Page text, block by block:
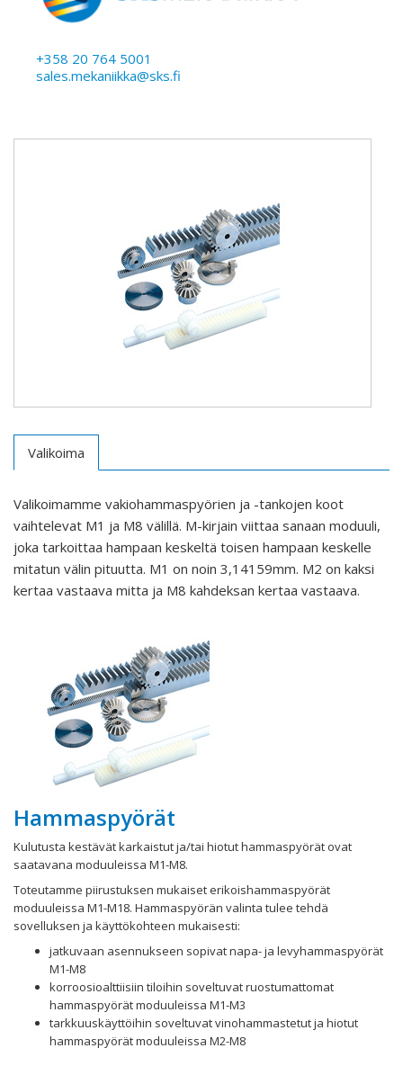
+358 20 764 5001
sales.mekaniikka@sks.fi
Valikoima
Valikoimamme vakiohammaspyörien ja -tankojen koot
vaihtelevat M1 ja M8 välillä. M-kirjain viittaa sanaan moduuli,
joka tarkoittaa hampaan keskeltä toisen hampaan keskelle
mitatun välin pituutta. M1 on noin 3,14159mm. M2 on kaksi
kertaa vastaava mitta ja M8 kahdeksan kertaa vastaava.
Hammaspyörät
Kulutusta kestävät karkaistut ja/tai hiotut hammaspyörät ovat
saatavana moduuleissa M1-M8.
Toteutamme piirustuksen mukaiset erikoishammaspyörät
moduuleissa M1-M18. Hammaspyörän valinta tulee tehdä
sovelluksen ja käyttökohteen mukaisesti:
jatkuvaan asennukseen sopivat napa- ja levyhammaspyörät
M1-M8
korroosioalttiisiin tiloihin soveltuvat ruostumattomat
hammaspyörät moduuleissa M1-M3
tarkkuuskäyttöihin soveltuvat vinohammastetut ja hiotut
hammaspyörät moduuleissa M2-M8